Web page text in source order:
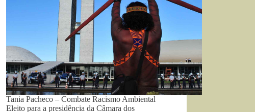
Tania Pacheco – Combate Racismo Ambiental
Eleito para a presidência da Câmara dos